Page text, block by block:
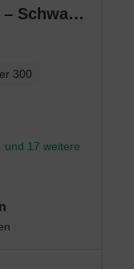
– Schwarz
300
und 17 weitere